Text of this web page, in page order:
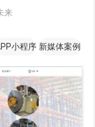
来
小程序 新媒体案例